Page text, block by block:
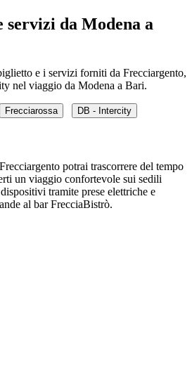
da Modena a
e i servizi forniti da Frecciargento,
nel viaggio da Modena a Bari.
Frecciarossa DB - Intercity
potrai trascorrere del tempo
un viaggio confortevole sui sedili
tramite prese elettriche e
al bar FrecciaBistrò.